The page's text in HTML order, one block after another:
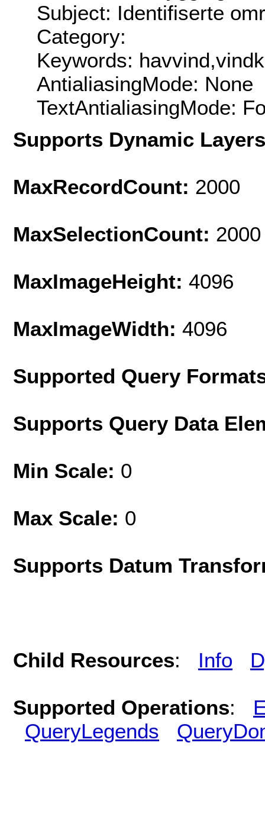
Subject: Identifiserte
Category:
Keywords:
AntialiasingMode: None
TextAntialiasingMode:
Supports Dynamic
MaxRecordCount: 2000
MaxSelectionCount: 2000
MaxImageHeight: 4096
MaxImageWidth: 4096
Supported Query
Supports Query Data
Min Scale: 0
Max Scale: 0
Supports Datum
Child Resources: Info
Supported Operations:
QueryLegends